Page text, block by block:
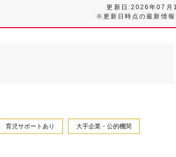
更新日:2026年07月
※更新日時点の最新情報
育児サポートあり 大手企業・公的機関